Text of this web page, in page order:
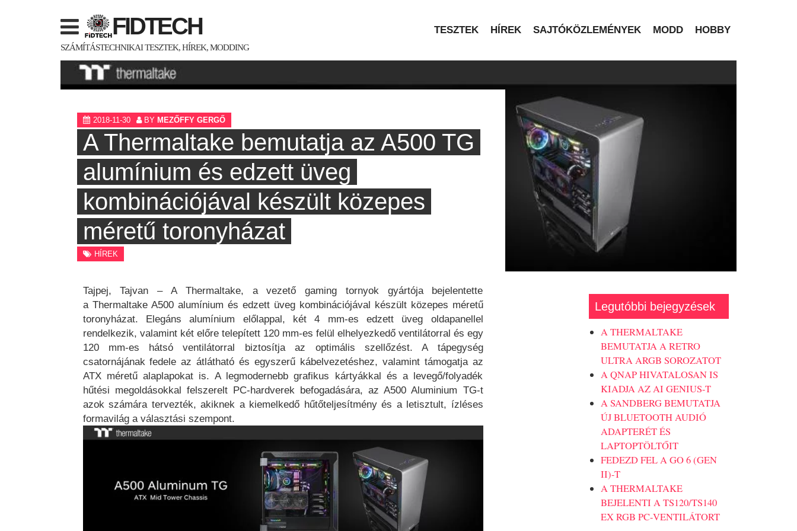
FIDTECH
SZÁMÍTÁSTECHNIKAI TESZTEK, HÍREK, MODDING
TESZTEK HÍREK SAJTÓKÖZLEMÉNYEK MODD HOBBY
2018-11-30 BY MEZŐFFY GERGŐ
A Thermaltake bemutatja az A500 TG
alumínium és edzett üveg
kombinációjával készült közepes
méretű toronyházat
HÍREK
Tajpej, Tajvan – A Thermaltake, a vezető gaming tornyok gyártója bejelentette
a Thermaltake A500 alumínium és edzett üveg kombinációjával készült közepes méretű
toronyházat. Elegáns alumínium előlappal, két 4 mm-es edzett üveg oldapanellel
rendelkezik, valamint két előre telepített 120 mm-es felül elhelyezkedő ventilátorral és egy
120 mm-es hátsó ventilátorral biztosítja az optimális szellőzést. A tápegység
csatornájának fedele az átlátható és egyszerű kábelvezetéshez, valamint támogatja az
ATX méretű alaplapokat is. A legmodernebb grafikus kártyákkal és a levegő/folyadék
hűtési megoldásokkal felszerelt PC-hardverek befogadására, az A500 Aluminium TG-t
azok számára tervezték, akiknek a kiemelkedő hűtőteljesítmény és a letisztult, ízléses
formavilág a választási szempont.
Legutóbbi bejegyzések
A THERMALTAKE
BEMUTATJA A RETRO
ULTRA ARGB SOROZATOT
A QNAP HIVATALOSAN IS
KIADJA AZ AI GENIUS-T
A SANDBERG BEMUTATJA
ÚJ BLUETOOTH AUDIÓ
ADAPTERÉT ÉS
LAPTOPTÖLTŐIT
FEDEZD FEL A GO 6 (GEN
II)-T
A THERMALTAKE
BEJELENTI A TS120/TS140
EX RGB PC-VENTILÁTORT